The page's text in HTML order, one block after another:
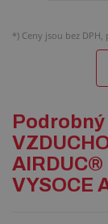
*) Ceny jsou bez
AIRDUC®
VYSOCE